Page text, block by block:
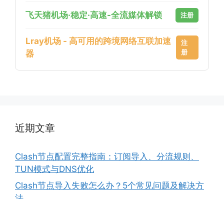
飞天猪机场·稳定·高速-全流媒体解锁 注册
Lray机场 - 高可用的跨境网络互联加速
器
注
册
近期文章
Clash节点配置完整指南：订阅导入、分流规则、
TUN模式与DNS优化
Clash节点导入失败怎么办？5个常见问题及解决方